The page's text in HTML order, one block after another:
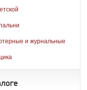
и журнальные